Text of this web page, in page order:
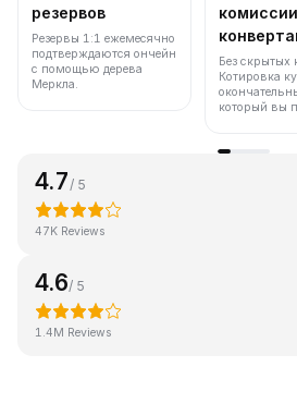
резервов
Резервы 1:1 ежемесячно
подтверждаются ончейн
с помощью дерева
Меркла.
Без скрытых
Котировка
который вы
4.7/ 5
47K Reviews
4.6/ 5
1.4M Reviews